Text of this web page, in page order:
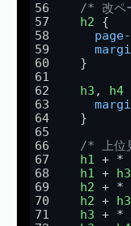
/* 改ペ
h2 {
  }
h3 , h4
  }
/* 上位
h1 + *
h1 + h3
h2 + *
h2 + h3
h3 + *